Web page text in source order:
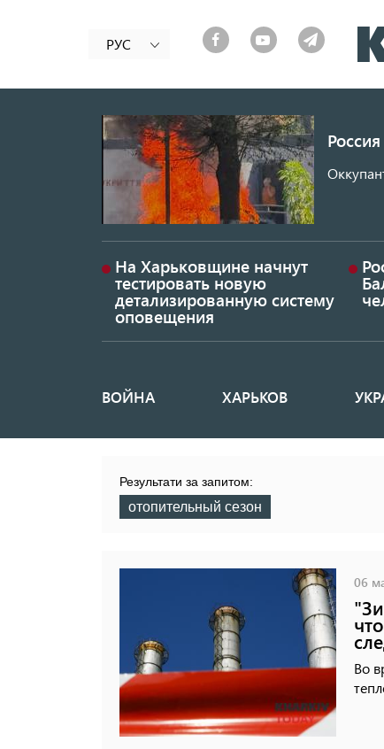
РУС
На Харьковщине начнут
тестировать новую
детализированную систему
оповещения
Основная
ВОЙНА ХАРЬКОВ
Результати за запитом:
отопительный сезон
06
Во